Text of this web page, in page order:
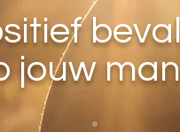
jouw